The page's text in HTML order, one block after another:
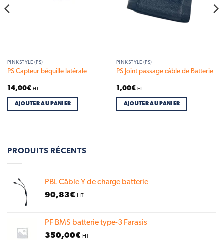
PINKSTYLE (PS)
PS Capteur béquille latérale
14,00€ HT
AJOUTER AU PANIER
PINKSTYLE (PS)
PS Joint passage câble de Batterie
1,00€ HT
AJOUTER AU PANIER
PRODUITS RÉCENTS
PBL Câble Y de charge batterie
90,83€ HT
PF BMS batterie type-3 Farasis
350,00€ HT